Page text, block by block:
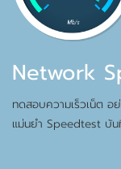
Network
ทดสอบความเร็วเน็ต อ
แม่นยำ Speedtest บัน